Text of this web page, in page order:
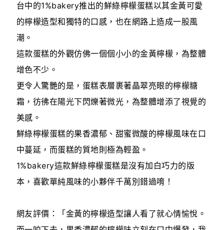
台中的1%bakery推出的鮮綠檸檬蛋糕以其金黃可愛
的檸檬造型和獨特的口感，也在網路上造成一股風
潮。
這款蛋糕的外觀仿佛一個個小小的金黃檸檬，為整體
增色不少。
更令人驚艷的是，蛋糕表層裹著晶翠亮眼的檸檬糖
霜，彷彿在陽光下閃爍著微光，為整體增添了視覺的
美感。
鮮綠檸檬蛋糕的果香濃郁、甜蜜微酸的檸檬風味在口
中蔓延，而蛋糕的質地則極為輕盈。
1%bakery這款鮮綠檸檬蛋糕是沒有加白巧力的版
本，喜歡單純風味的小夥伴千萬別錯過唷！
網友評價：「金黃的檸檬造型讓人看了就心情愉悅。